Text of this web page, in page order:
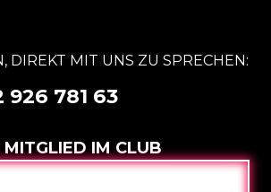
DIREKT MIT UNS ZU SPRECHEN:
926 781 63
IM CLUB